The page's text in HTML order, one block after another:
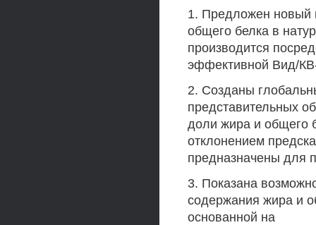
1. Предложен новый
общего белка в
производится
эффективной Вид/
2. Созданы
представительных
доли жира и общего
отклонением
предназначены для
3. Показана
содержания жира и
основанной на